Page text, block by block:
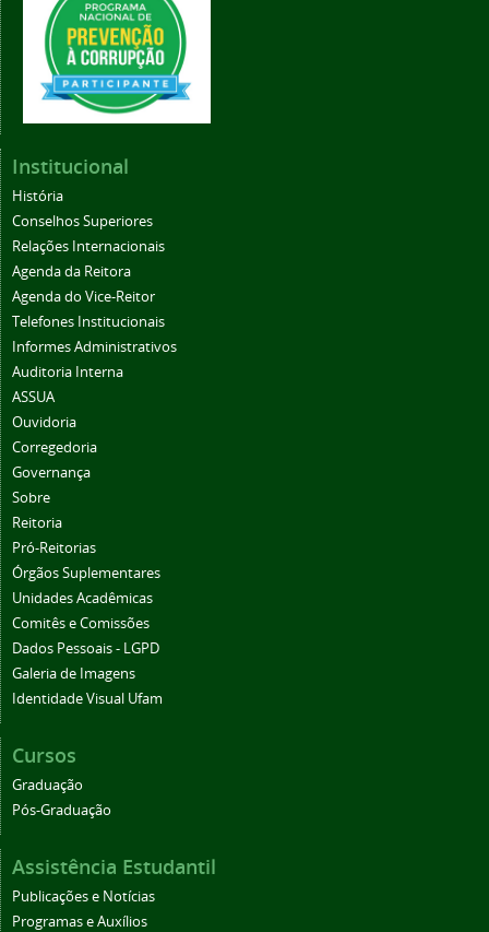
Institucional
História
Conselhos Superiores
Relações Internacionais
Agenda da Reitora
Agenda do Vice-Reitor
Telefones Institucionais
Informes Administrativos
Auditoria Interna
ASSUA
Ouvidoria
Corregedoria
Governança
Sobre
Reitoria
Pró-Reitorias
Órgãos Suplementares
Unidades Acadêmicas
Comitês e Comissões
Dados Pessoais - LGPD
Galeria de Imagens
Identidade Visual Ufam
Cursos
Graduação
Pós-Graduação
Assistência Estudantil
Publicações e Notícias
Programas e Auxílios